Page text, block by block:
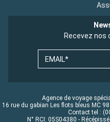
Recevez
EMAIL*
Agence de voyage
16 rue du gabian Les flots bleus MC
Contact tel :
N° RCI: 05S04380 -